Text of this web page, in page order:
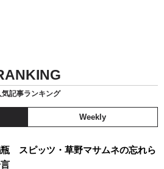
気記事ランキング
Weekly
スピッツ・草野マサムネの忘れら